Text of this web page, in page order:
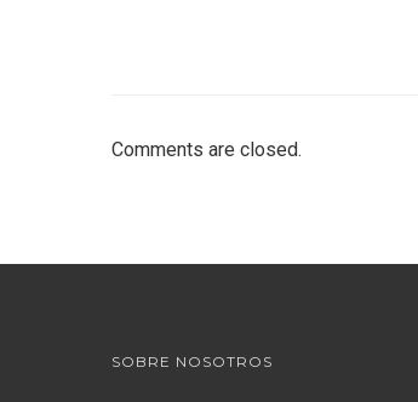
Comments are closed.
SOBRE NOSOTROS